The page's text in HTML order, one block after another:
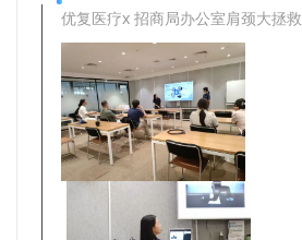
优复医疗x 招商局办公室肩颈大拯救